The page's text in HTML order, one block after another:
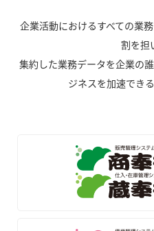
企業活動におけるすべての業
割を担
集約した業務データを企業の
ジネスを加速でき